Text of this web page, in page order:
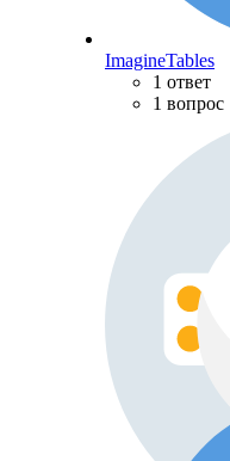
ImagineTables
1 ответ
1 вопрос